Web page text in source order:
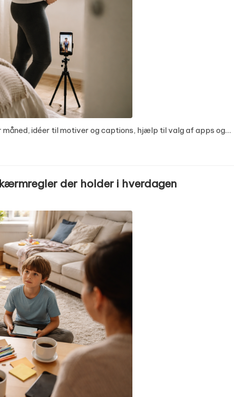
idéer til motiver og captions, hjælp til valg af apps og…
der holder i hverdagen